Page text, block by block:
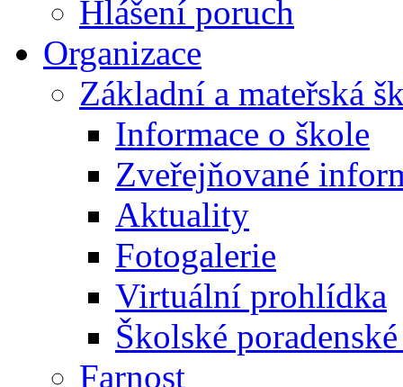
Hlášení poruch
Organizace
Základní a mateřská
Informace o škole
Zveřejňované
Aktuality
Fotogalerie
Virtuální prohlídka
Školské
Farnost